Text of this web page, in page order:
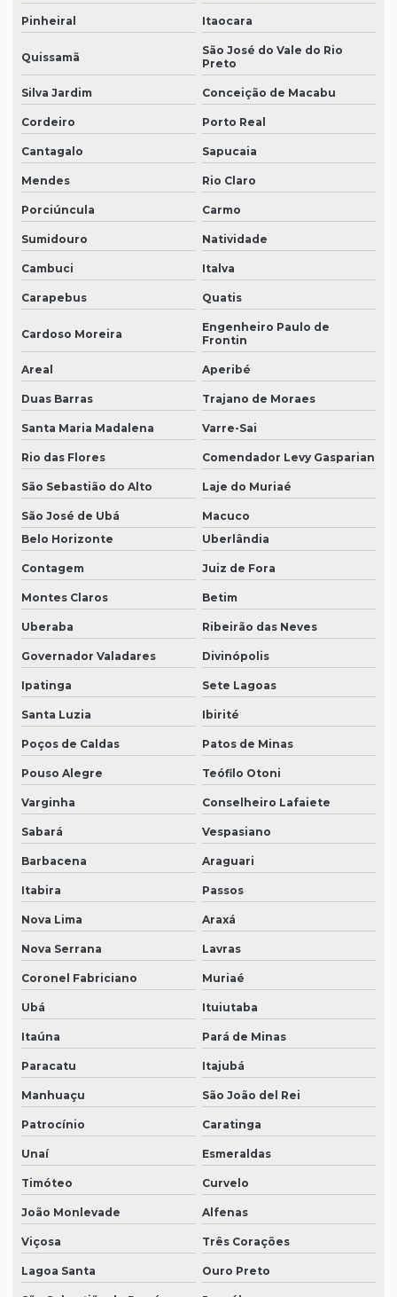
Pinheiral Itaocara
Quissamã
São José do Vale do Rio
Preto
Silva Jardim Conceição de Macabu
Cordeiro Porto Real
Cantagalo Sapucaia
Mendes Rio Claro
Porciúncula Carmo
Sumidouro Natividade
Cambuci Italva
Carapebus Quatis
Cardoso Moreira
Engenheiro Paulo de
Frontin
Areal Aperibé
Duas Barras Trajano de Moraes
Santa Maria Madalena Varre-Sai
Rio das Flores Comendador Levy Gasparian
São Sebastião do Alto Laje do Muriaé
São José de Ubá
Macuco
Belo Horizonte
Uberlândia
Contagem Juiz de Fora
Montes Claros Betim
Uberaba Ribeirão das Neves
Governador Valadares Divinópolis
Ipatinga Sete Lagoas
Santa Luzia Ibirité
Poços de Caldas Patos de Minas
Pouso Alegre Teófilo Otoni
Varginha Conselheiro Lafaiete
Sabará Vespasiano
Barbacena Araguari
Itabira Passos
Nova Lima Araxá
Nova Serrana Lavras
Coronel Fabriciano Muriaé
Ubá Ituiutaba
Itaúna Pará de Minas
Paracatu Itajubá
Manhuaçu São João del Rei
Patrocínio Caratinga
Unaí Esmeraldas
Timóteo Curvelo
João Monlevade Alfenas
Viçosa Três Corações
Lagoa Santa Ouro Preto